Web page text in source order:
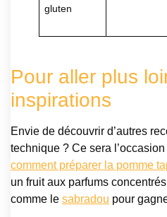
gluten
Pour aller plus
inspirations
Envie de découvrir d’autres
technique ? Ce sera
comment préparer la pomme
un fruit aux parfums
comme le sabradou pour